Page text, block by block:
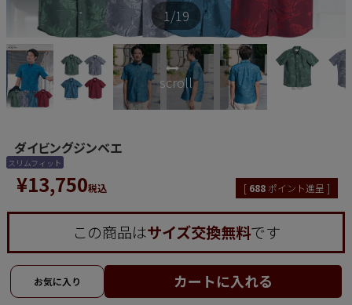
レーベルから探す
1 /19
scroll
ダイビングジンベエ
スリムフィット
¥13,750税込 [ 688 ポイント進呈 ]
この商品はサイズ交換無料です
カートに入れる